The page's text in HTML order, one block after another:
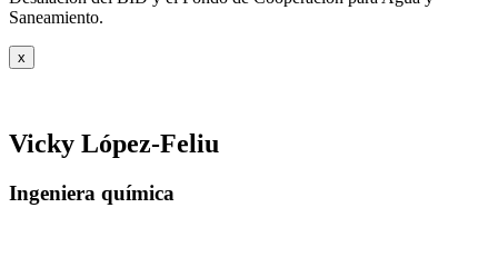
Saneamiento.
x
Vicky López-Feliu
Ingeniera química